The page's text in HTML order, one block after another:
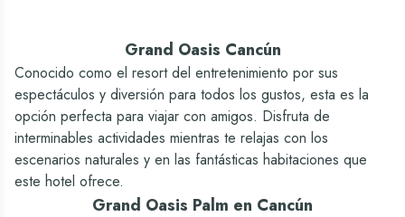
Sí Sí
Cajero automatico
Sí Sí
Sí
Servicio medico (*costo adicional)
Grand Oasis Cancún
Conocido como el resort del entretenimiento por sus
espectáculos y diversión para todos los gustos, esta es la
opción perfecta para viajar con amigos. Disfruta de
interminables actividades mientras te relajas con los
escenarios naturales y en las fantásticas habitaciones que
este hotel ofrece.
Grand Oasis Palm en Cancún